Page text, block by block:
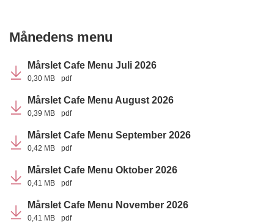
Månedens menu
Mårslet Cafe Menu Juli 2026
0,30 MB pdf
Mårslet Cafe Menu August 2026
0,39 MB pdf
Mårslet Cafe Menu September 2026
0,42 MB pdf
Mårslet Cafe Menu Oktober 2026
0,41 MB pdf
Mårslet Cafe Menu November 2026
0,41 MB pdf